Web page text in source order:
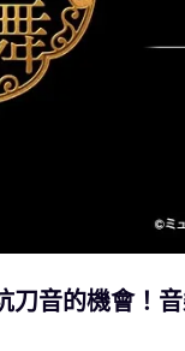
刀音的機會！